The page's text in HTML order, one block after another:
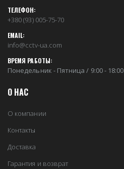
ТЕЛЕФОН:
+380 (93) 005-75-70
EMAIL:
info@cctv-ua.com
ВРЕМЯ РАБОТЫ:
Понедельник - Пятница / 9:00 - 18:00
О НАС
О компании
Контакты
Доставка
Гарантия и возврат